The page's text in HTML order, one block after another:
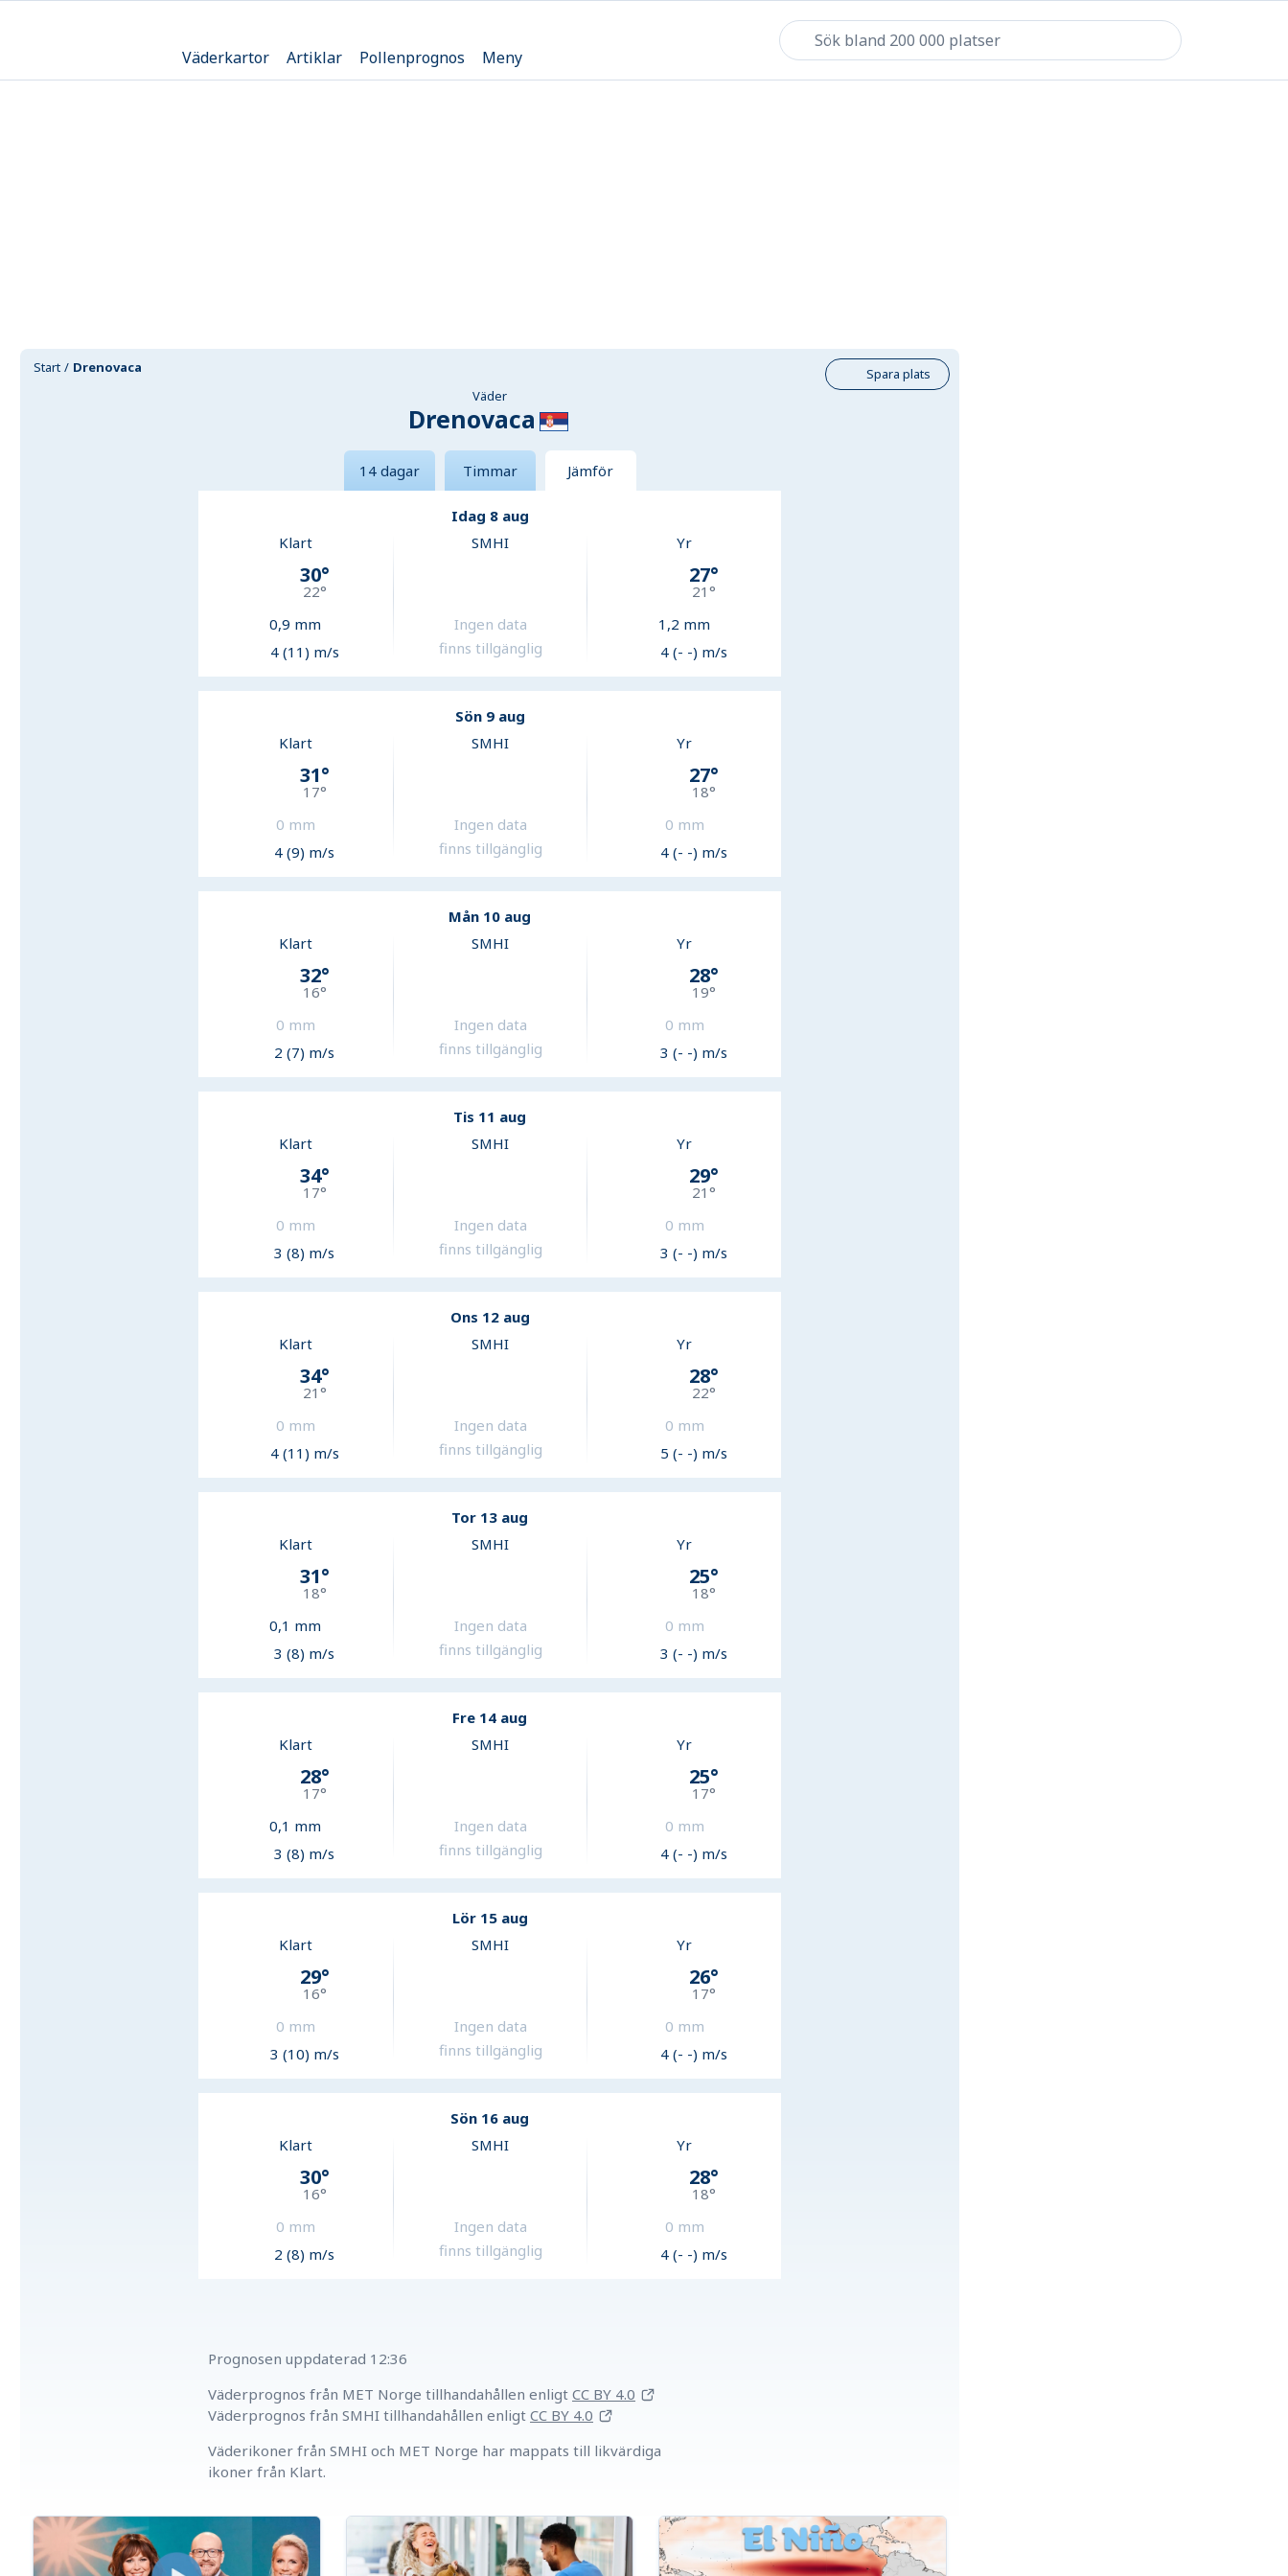
Väderkartor Artiklar Pollenprognos Meny
Start Drenovaca
Spara plats
Väder
Drenovaca
14 dagar Timmar Jämför
Idag 8 aug
Klart
30°
22°
0,9 mm
4 (11) m/s
SMHI
Ingen data
finns tillgänglig
Yr
27°
21 °
1,2 mm
4 (- -) m/s
Sön 9 aug
Klart
31°
17°
0 mm
4 (9) m/s
SMHI
Ingen data
finns tillgänglig
Yr
27°
18°
0 mm
4 (- -) m/s
Mån 10 aug
Klart
32°
16°
0 mm
2 (7) m/s
SMHI
Ingen data
finns tillgänglig
Yr
28°
19°
0 mm
3 (- -) m/s
Tis 11 aug
Klart
34°
17°
0 mm
3 (8) m/s
SMHI
Ingen data
finns tillgänglig
Yr
29°
21 °
0 mm
3 (- -) m/s
Ons 12 aug
Klart
34°
21 °
0 mm
4 (11) m/s
SMHI
Ingen data
finns tillgänglig
Yr
28°
22°
0 mm
5 (- -) m/s
Tor 13 aug
Klart
31°
18°
0,1 mm
3 (8) m/s
SMHI
Ingen data
finns tillgänglig
Yr
25°
18°
0 mm
3 (- -) m/s
Fre 14 aug
Klart
28°
17°
0,1 mm
3 (8) m/s
SMHI
Ingen data
finns tillgänglig
Yr
25°
17°
0 mm
4 (- -) m/s
Lör 15 aug
Klart
29°
16°
0 mm
3 (10) m/s
SMHI
Ingen data
finns tillgänglig
Yr
26°
17°
0 mm
4 (- -) m/s
Sön 16 aug
Klart
30°
16°
0 mm
2 (8) m/s
SMHI
Ingen data
finns tillgänglig
Yr
28°
18°
0 mm
4 (- -) m/s
Prognosen uppdaterad 12:36
Väderprognos från MET Norge tillhandahållen enligt CC BY 4.0
Väderprognos från SMHI tillhandahållen enligt CC BY 4.0
Väderikoner från SMHI och MET Norge har mappats till likvärdiga
ikoner från Klart.